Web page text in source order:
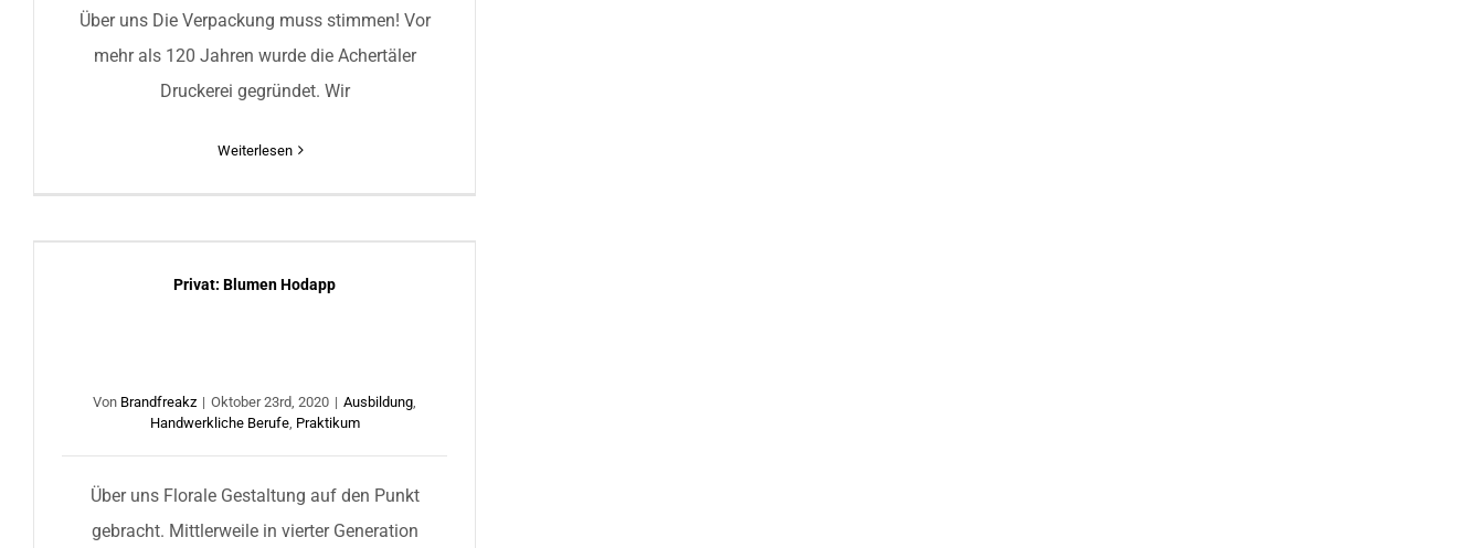
Über uns Die Verpackung muss stimmen! Vor
mehr als 120 Jahren wurde die Achertäler
Druckerei gegründet. Wir
Weiterlesen
Privat: Blumen Hodapp
Von Brandfreakz | Oktober 23rd, 2020 | Ausbildung
Handwerkliche Berufe, Praktikum
Über uns Florale Gestaltung auf den Punkt
gebracht. Mittlerweile in vierter Generation